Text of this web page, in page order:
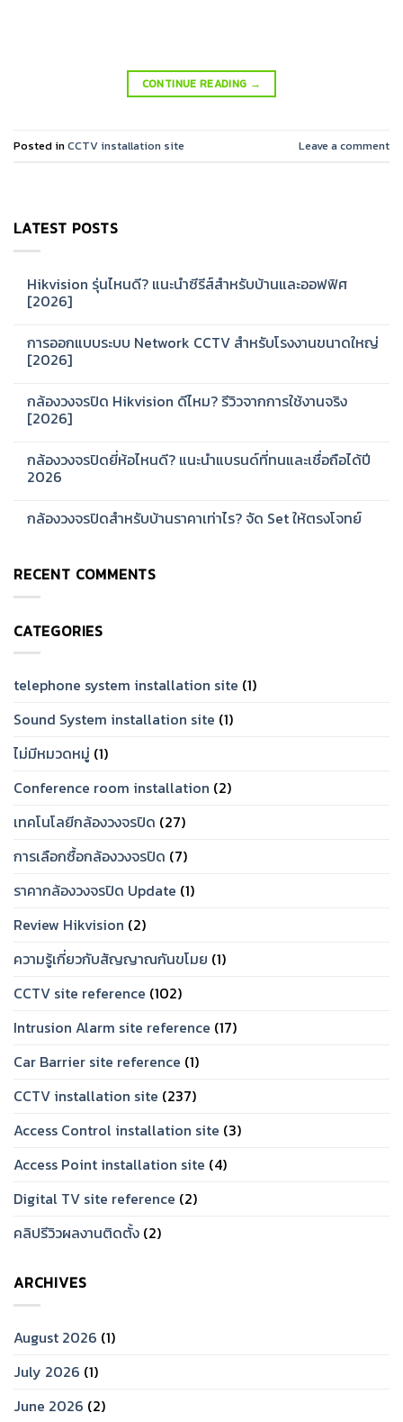
CONTINUE READING →
Posted inCCTV installation site Leave a comment
LATEST POSTS
Hikvision รุ่นไหนดี? แนะนำซีรีส์สำหรับบ้านและออฟฟิศ
[2026]
on
Hikvision
รุ่น
แนะนำ
ซี
รีส์
และ
ออฟฟิศ
[2026]
การออกแบบระบบ Network CCTV สำหรับโรงงานขนาดใหญ่
[2026]
on
การ
ออกแบบ
CCTV
สำหรับ
โรงงาน
[2026]
กล้องวงจรปิด Hikvision ดีไหม? รีวิวจากการใช้งานจริง
[2026]
on
กล้อง
วงจรปิด
ไหม?
งาน
[2026]
กล้องวงจรปิดยี่ห้อไหนดี? แนะนำแบรนด์ที่ทนและเชื่อถือได้ปี
2026
on
ดี?
แบรนด์
ทน
และ
ถือ
ปี
2026
กล้องวงจรปิดสำหรับบ้านราคาเท่าไร? จัด Set ให้ตรงโจทย์
กล้อง
วงจรปิด
สำหรับ
เท่าไร?
Set
โจทย์
RECENT COMMENTS
CATEGORIES
telephone system installation site (1)
Sound System installation site (1)
ไม่มีหมวดหมู่ (1)
Conference room installation (2)
เทคโนโลยีกล้องวงจรปิด (27)
การเลือกซื้อกล้องวงจรปิด (7)
ราคากล้องวงจรปิด Update (1)
Review Hikvision (2)
ความรู้เกี่ยวกับสัญญาณกันขโมย (1)
CCTV site reference (102)
Intrusion Alarm site reference (17)
Car Barrier site reference (1)
CCTV installation site (237)
Access Control installation site (3)
Access Point installation site (4)
Digital TV site reference (2)
คลิปรีวิวผลงานติดตั้ง (2)
ARCHIVES
August 2026 (1)
July 2026 (1)
June 2026 (2)